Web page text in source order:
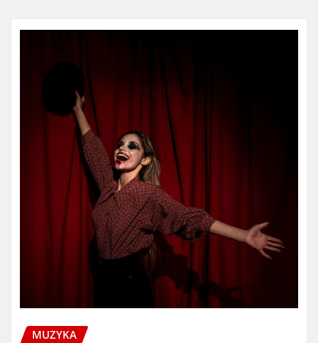
MUZYKA